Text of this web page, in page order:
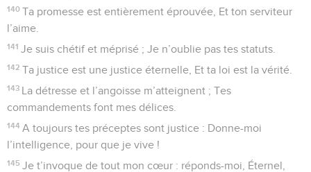
140 Ta promesse est entièrement éprouvée, Et ton serviteur
l’aime.
141 Je suis chétif et méprisé ; Je n’oublie pas tes statuts.
142 Ta justice est une justice éternelle, Et ta loi est la vérité.
143 La détresse et l’angoisse m’atteignent ; Tes
commandements font mes délices.
144 A toujours tes préceptes sont justice : Donne-moi
l’intelligence, pour que je vive !
145 Je t’invoque de tout mon cœur : réponds-moi, Éternel,